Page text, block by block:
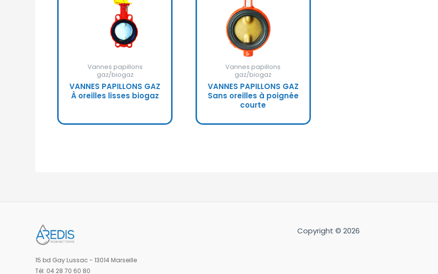
Vannes papillons
gaz/biogaz
VANNES PAPILLONS GAZ
À oreilles lisses biogaz
Vannes papillons
gaz/biogaz
VANNES PAPILLONS GAZ
Sans oreilles à poignée
courte
15 bd Gay Lussac - 13014 Marseille
Tél: 04 28 70 60 80
Copyright © 2026